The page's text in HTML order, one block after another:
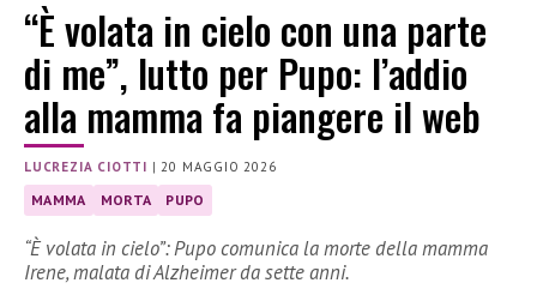
“È volata in cielo con una parte
di me”, lutto per Pupo: l’addio
alla mamma fa piangere il web
LUCREZIA CIOTTI |20 MAGGIO 2026
MAMMA MORTA PUPO
“È volata in cielo”: Pupo comunica la morte della mamma
Irene, malata di Alzheimer da sette anni.